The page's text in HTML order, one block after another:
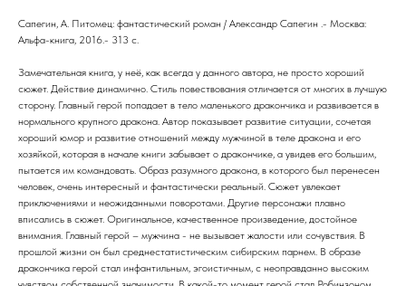
Сапегин, А. Питомец: фантастический роман / Александр Сапегин .- Москва:
Альфа-книга, 2016.- 313 с.
Замечательная книга, у неё, как всегда у данного автора, не просто хороший
сюжет. Действие динамично. Стиль повествования отличается от многих в лучшую
сторону. Главный герой попадает в тело маленького дракончика и развивается в
нормального крупного дракона. Автор показывает развитие ситуации, сочетая
хороший юмор и развитие отношений между мужчиной в теле дракона и его
хозяйкой, которая в начале книги забывает о дракончике, а увидев его большим,
пытается им командовать. Образ разумного дракона, в которого был перенесен
человек, очень интересный и фантастически реальный. Сюжет увлекает
приключениями и неожиданными поворотами. Другие персонажи плавно
вписались в сюжет. Оригинальное, качественное произведение, достойное
внимания. Главный герой – мужчина - не вызывает жалости или сочувствия. В
прошлой жизни он был среднестатистическим сибирским парнем. В образе
дракончика герой стал инфантильным, эгоистичным, с неоправданно высоким